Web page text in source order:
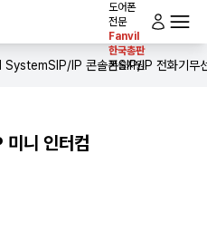
도어폰
전문
Fanvil
한국총판
기술지원
SystemSIP/IP 콘솔폰SIP/IP 전화기 무
니 인터컴